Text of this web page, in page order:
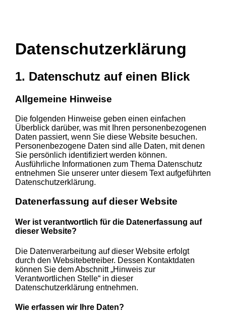
Datenschutz­erklärung
1. Datenschutz auf einen Blick
Allgemeine Hinweise
Die folgenden Hinweise geben einen einfachen
Überblick darüber, was mit Ihren personenbezogenen
Daten passiert, wenn Sie diese Website besuchen.
Personenbezogene Daten sind alle Daten, mit denen
Sie persönlich identifiziert werden können.
Ausführliche Informationen zum Thema Datenschutz
entnehmen Sie unserer unter diesem Text aufgeführten
Datenschutzerklärung.
Datenerfassung auf dieser Website
Wer ist verantwortlich für die Datenerfassung auf
dieser Website?
Die Datenverarbeitung auf dieser Website erfolgt
durch den Websitebetreiber. Dessen Kontaktdaten
können Sie dem Abschnitt „Hinweis zur
Verantwortlichen Stelle“ in dieser
Datenschutzerklärung entnehmen.
Wie erfassen wir Ihre Daten?